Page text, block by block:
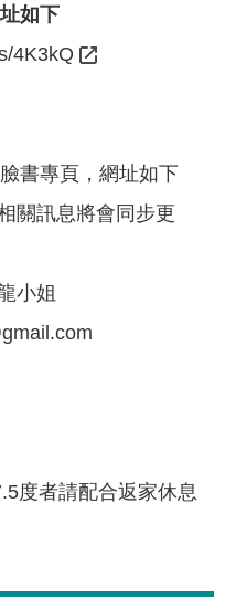
如下
4K3kQ
書專頁，網址如下
關訊息將會同步更
小姐
度者請配合返家休息